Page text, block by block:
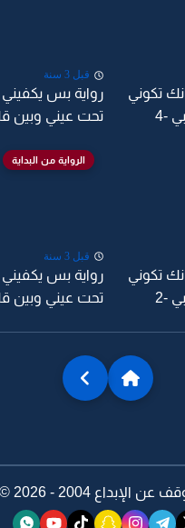
قبل 3 سنة
رواية بس يكفيني انك
تحت عيني وبين قلبي -3
الرواية من البداية
قبل 3 سنة
رواية بس يكفيني انك
تحت عيني وبين قلبي -1
2004 - 2026 © غرام